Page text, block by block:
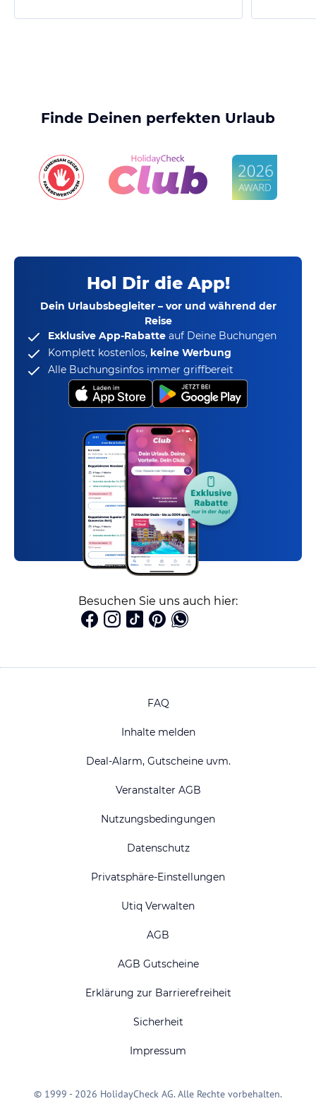
Finde Deinen perfekten Urlaub
Hol Dir die App!
Dein Urlaubsbegleiter – vor und während der
Reise
Exklusive App-Rabatte auf Deine Buchungen
Komplett kostenlos, keine Werbung
Alle Buchungsinfos immer griffbereit
Besuchen Sie uns auch hier:
FAQ
Inhalte melden
Deal-Alarm, Gutscheine uvm.
Veranstalter AGB
Nutzungsbedingungen
Datenschutz
Privatsphäre-Einstellungen
Utiq Verwalten
AGB
AGB Gutscheine
Erklärung zur Barrierefreiheit
Sicherheit
Impressum
© 1999 - 2026 HolidayCheck AG. Alle Rechte vorbehalten.